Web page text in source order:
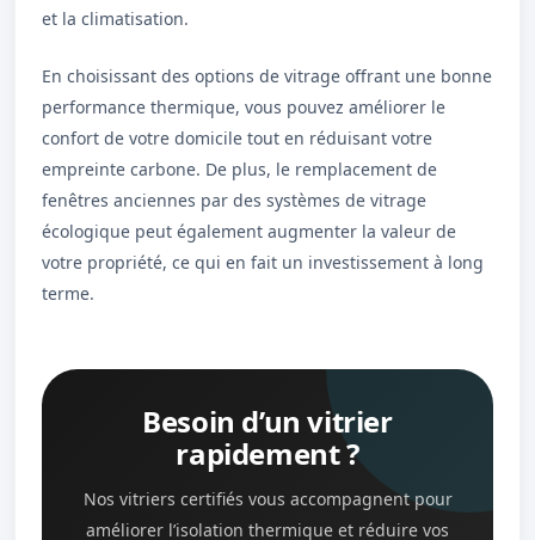
et la climatisation.
En choisissant des options de vitrage offrant une bonne
performance thermique, vous pouvez améliorer le
confort de votre domicile tout en réduisant votre
empreinte carbone. De plus, le remplacement de
fenêtres anciennes par des systèmes de vitrage
écologique peut également augmenter la valeur de
votre propriété, ce qui en fait un investissement à long
terme.
Besoin d’un vitrier
rapidement ?
Nos vitriers certifiés vous accompagnent pour
améliorer l’isolation thermique et réduire vos